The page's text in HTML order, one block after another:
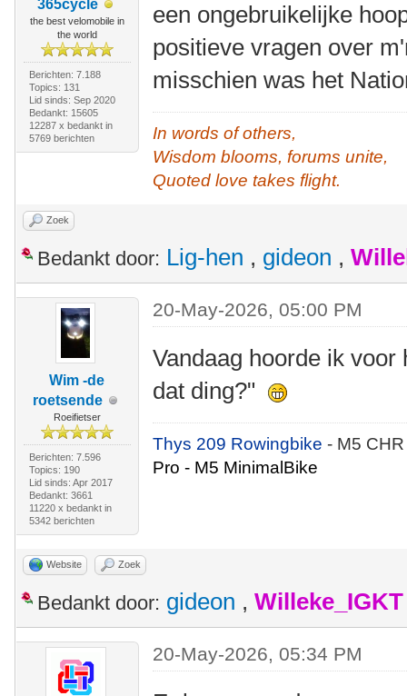
365cycle
the best velomobile in
the world
Berichten: 7.188
Topics: 131
Lid sinds: Sep 2020
Bedankt: 15605
12287 x bedankt in
5769 berichten
een ongebruikelijke
positieve vragen over
misschien was het
In words of others,
Wisdom blooms, forums unite,
Quoted love takes flight.
Zoek
Bedankt door: Lig-hen , gideon ,
Wim -de
roetsende
Roeifietser
Berichten: 7.596
Topics: 190
Lid sinds: Apr 2017
Bedankt: 3661
11220 x bedankt in
5342 berichten
20-May-2026, 05:00 PM
Vandaag hoorde ik
dat ding?"
Thys 209 Rowingbike- M5
Pro - M5 MinimalBike
Website Zoek
Bedankt door: gideon , Willeke_IGKT
20-May-2026, 05:34 PM